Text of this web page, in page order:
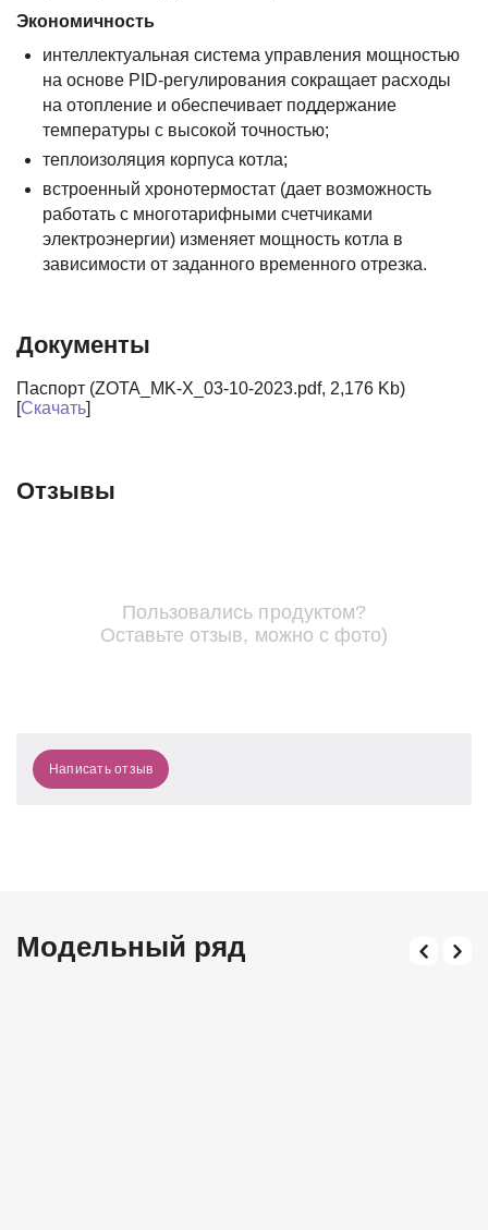
Экономичность
интеллектуальная система управления мощностью
на основе PID-регулирования сокращает расходы
на отопление и обеспечивает поддержание
температуры с высокой точностью;
теплоизоляция корпуса котла;
встроенный хронотермостат (дает возможность
работать с многотарифными счетчиками
электроэнергии) изменяет мощность котла в
зависимости от заданного временного отрезка.
Документы
Паспорт (ZOTA_MK-X_03-10-2023.pdf, 2,176 Kb)
[Скачать]
Отзывы
Пользовались продуктом?
Оставьте отзыв, можно с фото)
Написать отзыв
Модельный ряд